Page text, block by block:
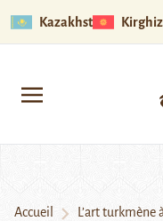
Kazakhstan
Accueil
L’art turkmène